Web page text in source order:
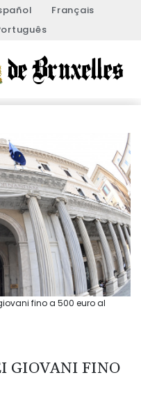
Français
fino a 500 euro al
GIOVANI FINO